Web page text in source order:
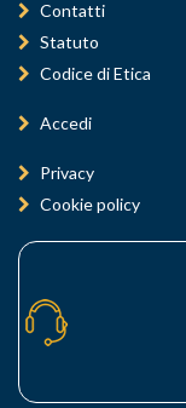
Contatti
Statuto
Codice di Etica
Accedi
Privacy
Cookie policy